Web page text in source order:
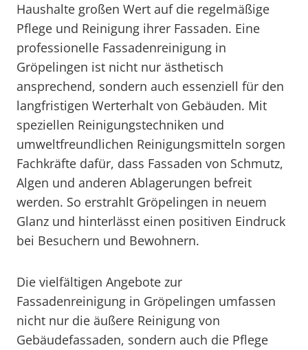
Haushalte großen Wert auf die regelmäßige
Pflege und Reinigung ihrer Fassaden. Eine
professionelle Fassadenreinigung in
Gröpelingen ist nicht nur ästhetisch
ansprechend, sondern auch essenziell für den
langfristigen Werterhalt von Gebäuden. Mit
speziellen Reinigungstechniken und
umweltfreundlichen Reinigungsmitteln sorgen
Fachkräfte dafür, dass Fassaden von Schmutz,
Algen und anderen Ablagerungen befreit
werden. So erstrahlt Gröpelingen in neuem
Glanz und hinterlässt einen positiven Eindruck
bei Besuchern und Bewohnern.
Die vielfältigen Angebote zur
Fassadenreinigung in Gröpelingen umfassen
nicht nur die äußere Reinigung von
Gebäudefassaden, sondern auch die Pflege